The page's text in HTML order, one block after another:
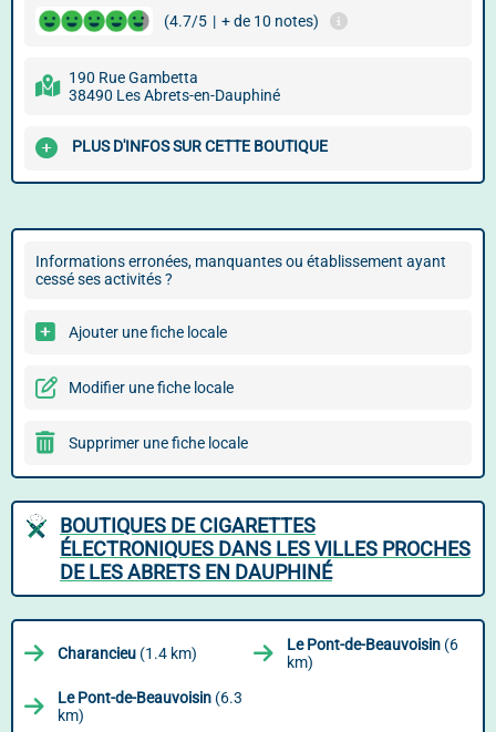
(4.7/5 | + de 10 notes)
190 Rue Gambetta
38490 Les Abrets-en-Dauphiné
PLUS D'INFOS SUR CETTE BOUTIQUE
Informations erronées, manquantes ou établissement ayant
cessé ses activités ?
Ajouter une fiche locale
Modifier une fiche locale
Supprimer une fiche locale
BOUTIQUES DE CIGARETTES
ÉLECTRONIQUES DANS LES VILLES PROCHES
DE LES ABRETS EN DAUPHINÉ
Charancieu (1.4 km) Le Pont-de-Beauvoisin (6
km)
Le Pont-de-Beauvoisin (6.3
km)